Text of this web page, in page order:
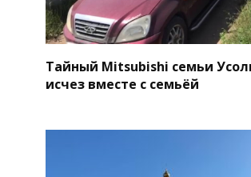
Тайный Mitsubishi семьи
исчез вместе с семьёй